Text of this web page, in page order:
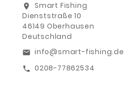
location_on
Smart Fishing
Dienststraße 10
46149 Oberhausen
Deutschland
email info@smart-fishing.de
call 0208-77862534